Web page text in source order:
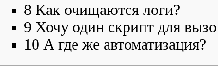
8 Как очищаются логи?
9 Хочу один скрипт для
10 А где же автоматизация?